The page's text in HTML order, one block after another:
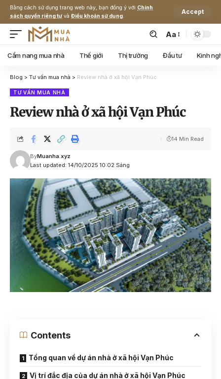
Bằng cách sử dụng trang web này, bạn đồng ý với Chính
sách quyền riêng tư và Điều khoản sử dụng.
Accept
Aa
Cẩm nang mua nhà Thế giới Thị trường Đầu tư Kinh
Blog > Tư vấn mua nhà > Review nhà ở xã hội Vạn Phúc
TƯ VẤN MUA NHÀ
Review nhà ở xã hội Vạn Phúc
Last updated: 14/10/2025 10:02 Sáng
ByMuanha.xyz
14 Min Read
Contents
Tổng quan về dự án nhà ở xã hội Vạn Phúc
Vị trí đắc địa của dự án nhà ở xã hội Vạn Phúc